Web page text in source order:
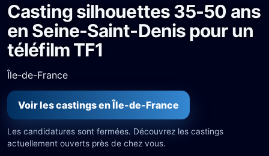
Casting silhouettes 35-50 ans
en Seine-Saint-Denis pour un
téléfilm TF1
Île-de-France
Voir les castings en Île-de-France
Les candidatures sont fermées. Découvrez les castings
actuellement ouverts près de chez vous.